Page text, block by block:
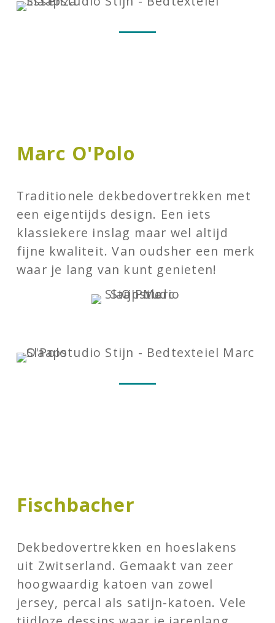
Marc O'Polo
Traditionele dekbedovertrekken met
een eigentijds design. Een iets
klassiekere inslag maar wel altijd
fijne kwaliteit. Van oudsher een merk
waar je lang van kunt genieten!
Fischbacher
Dekbedovertrekken en hoeslakens
uit Zwitserland. Gemaakt van zeer
hoogwaardig katoen van zowel
jersey, percal als satijn-katoen. Vele